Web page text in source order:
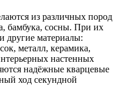
из различных пород
бамбука, сосны. При их
другие материалы:
металл, керамика,
настенных
надёжные кварцевые
ход секундной